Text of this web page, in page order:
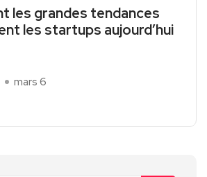
les grandes tendances
les startups aujourd’hui
mars 6